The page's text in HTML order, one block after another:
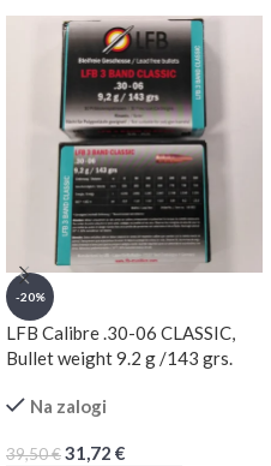
-20%
LFB Calibre .30-06 CLASSIC,
Bullet weight 9.2 g /143 grs.
Na zalogi
39,50€31,72 €